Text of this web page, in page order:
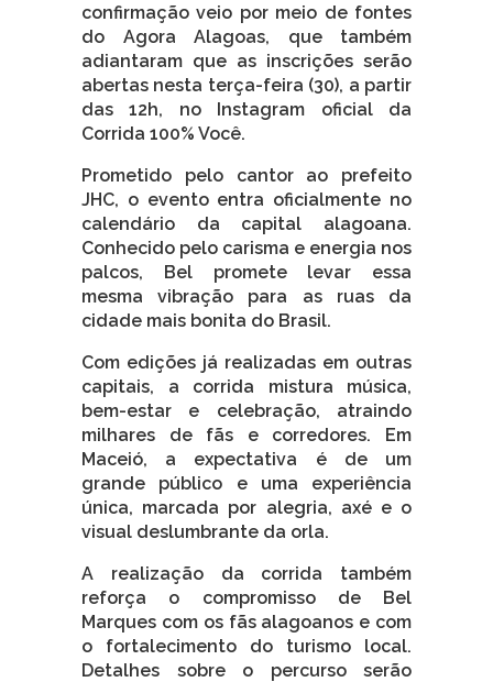
confirmação veio por meio de fontes
do Agora Alagoas, que também
adiantaram que as inscrições serão
abertas nesta terça-feira (30), a partir
das 12h, no Instagram oficial da
Corrida 100% Você.
Prometido pelo cantor ao prefeito
JHC, o evento entra oficialmente no
calendário da capital alagoana.
Conhecido pelo carisma e energia nos
palcos, Bel promete levar essa
mesma vibração para as ruas da
cidade mais bonita do Brasil.
Com edições já realizadas em outras
capitais, a corrida mistura música,
bem-estar e celebração, atraindo
milhares de fãs e corredores. Em
Maceió, a expectativa é de um
grande público e uma experiência
única, marcada por alegria, axé e o
visual deslumbrante da orla.
A realização da corrida também
reforça o compromisso de Bel
Marques com os fãs alagoanos e com
o fortalecimento do turismo local.
Detalhes sobre o percurso serão